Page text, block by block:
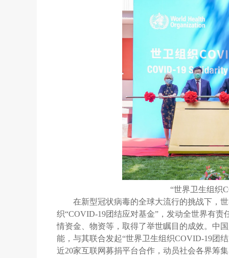
“世界卫生组织
在新型冠状病毒的全球大流行的挑战下，
织“COVID-19团结应对基金”，发动全世界有
情资金、物资等，取得了举世瞩目的成效。中
能，与其联合发起“世界卫生组织COVID-19团
近20家互联网募捐平台合作，动员社会各界筹